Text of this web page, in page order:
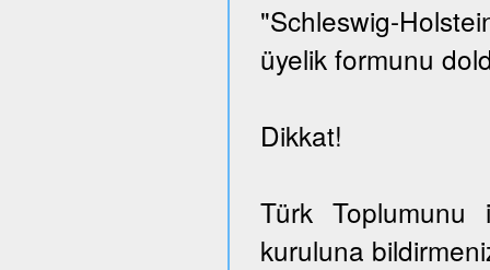
"Schleswig-
üyelik formunu
Dikkat!
Türk
kuruluna